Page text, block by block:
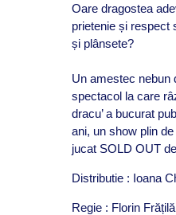
Oare dragostea
prietenie și respect
și plânsete?
Un amestec nebun
spectacol la care
dracu’ a bucurat
ani, un show plin
jucat SOLD OUT
Distributie : Ioana
Regie : Florin Frățilă